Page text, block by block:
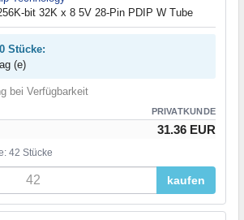
bit 32K x 8 5V 28-Pin PDIP W Tube
Stücke:
(e)
bei Verfügbarkeit
PRIVATKUNDE
31.36 EUR
42 Stücke
kaufen